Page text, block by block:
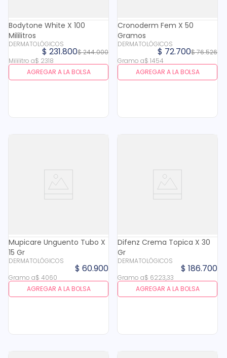
Bodytone White X 100
Mililitros
DERMATOLÓGICOS
$244.000
$ 231.800
Mililitro a$ 2318
AGREGAR A LA BOLSA
Cronoderm Fem X 50
Gramos
DERMATOLÓGICOS
$76.526
$ 72.700
Gramo a$ 1454
AGREGAR A LA BOLSA
Mupicare Unguento Tubo X
15 Gr
DERMATOLÓGICOS
$ 60.900
Gramo a$ 4060
AGREGAR A LA BOLSA
Difenz Crema Topica X 30
Gr
DERMATOLÓGICOS
$ 186.700
Gramo a$ 6223,33
AGREGAR A LA BOLSA